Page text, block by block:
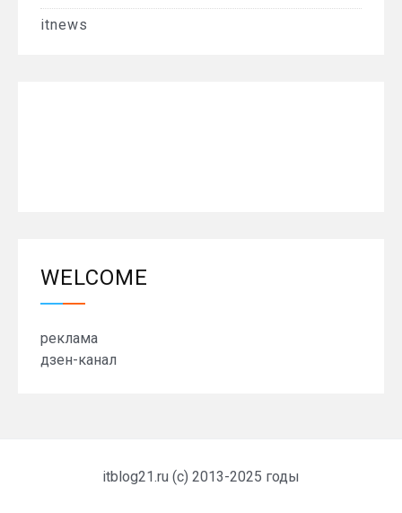
itnews
WELCOME
реклама
дзен-канал
itblog21.ru (c) 2013-2025 годы